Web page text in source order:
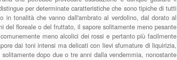
per determinate caratteristiche che sono tipiche di tutti
in tonalità che vanno dall'ambrato al verdolino, dal dorato al
floreale o del fruttato, il sapore solitamente meno pesante
meno alcolici dei rossi e pertanto più facilmente
dai toni intensi ma delicati con lievi sfumature di liquirizia,
dopo due o tre anni dalla vendemmia, nonostante